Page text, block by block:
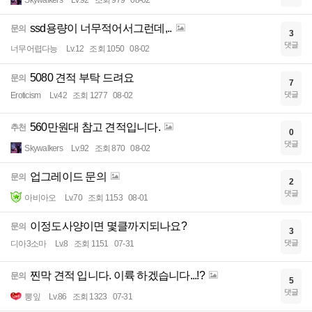
문의 ssd용량이 너무적어서그런데,..
너무어렵다능 Lv.12 조회 1050 08-02
3
댓글
문의 5080 견적 부탁 드려요
Eroticism Lv.42 조회 1277 08-02
7
댓글
추천 560만원대 참고 견적입니다.
Skywalkers Lv.92 조회 870 08-02
0
댓글
문의 업그레이드 문의
아비아오 Lv.70 조회 1153 08-01
2
댓글
문의 이정도사양이면 몇클까지되나요?
디아3소마 Lv.8 조회 1151 07-31
3
댓글
문의 찐막 견적 입니다. 이륙 하겠습니다...!?
뽕잎 Lv.86 조회 1323 07-31
5
댓글